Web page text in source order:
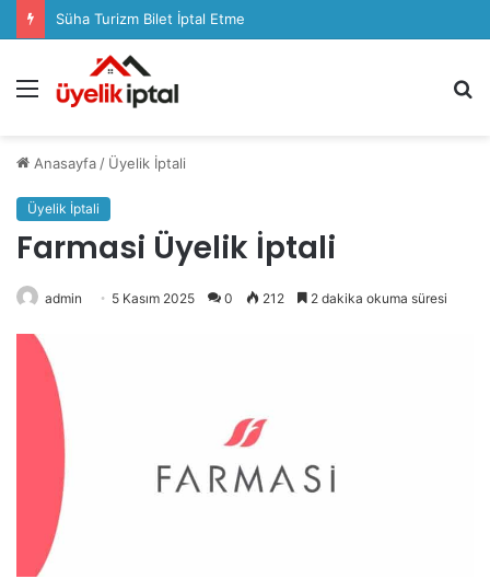
Süha Turizm Bilet İptal Etme
Menü
Anasayfa / Üyelik İptali
Üyelik İptali
Farmasi Üyelik İptali
admin 5 Kasım 2025 0 212 2 dakika okuma süresi